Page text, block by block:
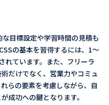
目標設定や学習時間の見積も
の基本を習得するには、1〜
れています。また、フリーラ
だけでなく、営業力やコミュ
らの要素を考慮しながら、自
成功への鍵となります。